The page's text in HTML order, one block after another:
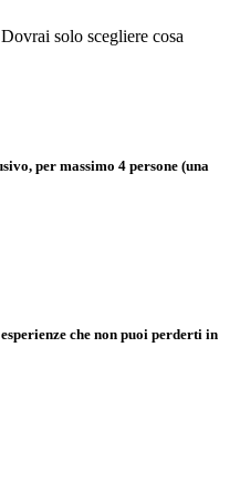
solo scegliere cosa
per massimo 4 persone (una
che non puoi perderti in